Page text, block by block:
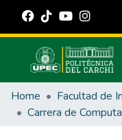
Communities &
All of DSpace
Home
Carrera de